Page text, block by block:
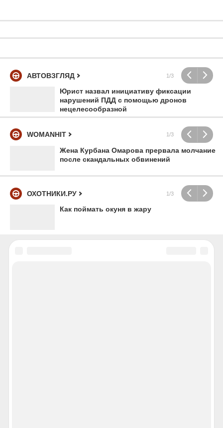
АВТОВЗГЛЯД 1/3
Юрист назвал инициативу фиксации
нарушений ПДД с помощью дронов
нецелесообразной
WOMANHIT 1/3
Жена Курбана Омарова прервала молчание
после скандальных обвинений
ОХОТНИКИ.РУ 1/3
Как поймать окуня в жару